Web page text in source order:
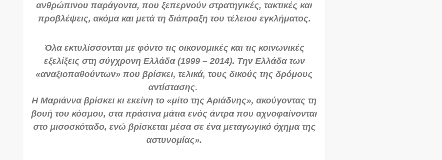
ανθρώπινου παράγοντα, που ξεπερνούν στρατηγικές, τακτικές και
προβλέψεις, ακόμα και μετά τη διάπραξη του τέλειου εγκλήματος.
Όλα εκτυλίσσονται με φόντο τις οικονομικές και τις κοινωνικές
εξελίξεις στη σύγχρονη Ελλάδα (1999 – 2014). Την Ελλάδα των
«αναξιοπαθούντων» που βρίσκει, τελικά, τους δικούς της δρόμους
αντίστασης.
Η Μαριάννα βρίσκει κι εκείνη το «μίτο της Αριάδνης», ακούγοντας τη
βουή του κόσμου, στα πράσινα μάτια ενός άντρα που αχνοφαίνονται
στο μισοσκόταδο, ενώ βρίσκεται μέσα σε ένα μεταγωγικό όχημα της
αστυνομίας».